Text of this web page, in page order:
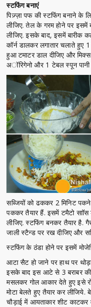
स्टफिंग बनाएं
पिज़्ज़ा पफ की स्टफिंग बनाने के
लीजिए. तेल के गरम होने पर
लीजिए. इसके बाद, इसमें बारीक
कॉर्न डालकर लगातार चलाते हुए
हुआ टमाटर डाल दीजिए और
अॉरिगेनो और 1 टेबल स्पून पानी
सब्जियों को ढककर 2 मिनिट पकने
पककर तैयार हैं. इसमें टमैटो
लीजिए. स्टफिंग बनकर तैयार है.
जाली स्टैन्ड पर रख दीजिए और
स्टफिंग के ठंडा होने पर इसमें
आटा सैट हो जाने पर हाथ पर
इसके बाद इस आटे से 3 बराबर की
मसलकर गोल आकार देते हुए इसे
मोटा बेलते हुए तैयार कर
चौड़ाई में आयताकार शीट काटकर